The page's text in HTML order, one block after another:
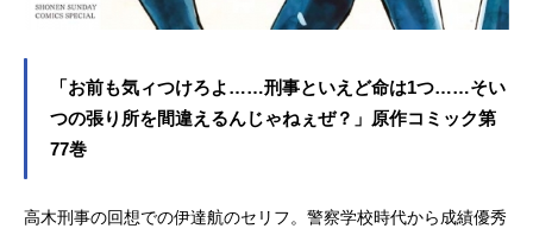
「お前も気ィつけろよ……刑事といえど命は1つ……そい
つの張り所を間違えるんじゃねぇぜ？」原作コミック第
77巻
高木刑事の回想での伊達航のセリフ。警察学校時代から成績優秀